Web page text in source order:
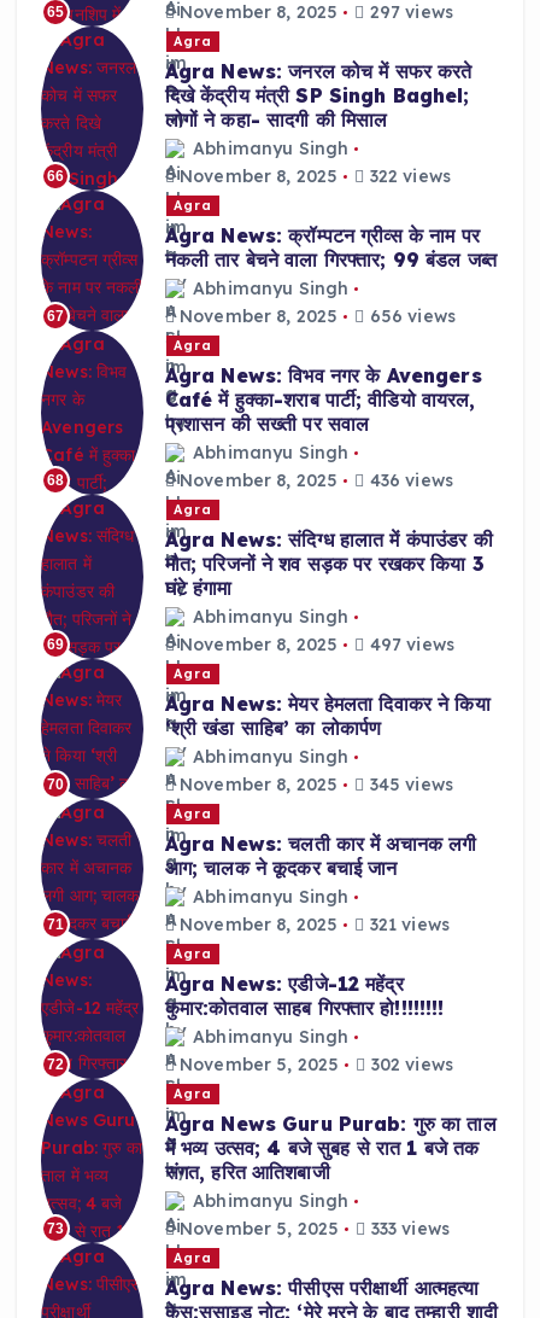
65
November 8, 2025
297 views
66
Agra
Agra News: जनरल कोच में सफर करते
दिखे केंद्रीय मंत्री SP Singh Baghel;
लोगों ने कहा- सादगी की मिसाल
Abhimanyu Singh
November 8, 2025
322 views
67
Agra
Agra News: क्रॉम्पटन ग्रीव्स के नाम पर
नकली तार बेचने वाला गिरफ्तार; 99 बंडल जब्त
Abhimanyu Singh
November 8, 2025
656 views
68
Agra
Agra News: विभव नगर के Avengers
Café में हुक्का-शराब पार्टी; वीडियो वायरल,
प्रशासन की सख्ती पर सवाल
Abhimanyu Singh
November 8, 2025
436 views
69
Agra
Agra News: संदिग्ध हालात में कंपाउंडर की
मौत; परिजनों ने शव सड़क पर रखकर किया 3
घंटे हंगामा
Abhimanyu Singh
November 8, 2025
497 views
70
Agra
Agra News: मेयर हेमलता दिवाकर ने किया
‘श्री खंडा साहिब’ का लोकार्पण
Abhimanyu Singh
November 8, 2025
345 views
71
Agra
Agra News: चलती कार में अचानक लगी
आग; चालक ने कूदकर बचाई जान
Abhimanyu Singh
November 8, 2025
321 views
72
Agra
Agra News: एडीजे-12 महेंद्र
कुमार:कोतवाल साहब गिरफ्तार हो!!!!!!!!
Abhimanyu Singh
November 5, 2025
302 views
73
Agra
Agra News Guru Purab: गुरु का ताल
में भव्य उत्सव; 4 बजे सुबह से रात 1 बजे तक
संगत, हरित आतिशबाजी
Abhimanyu Singh
November 5, 2025
333 views
Agra
Agra News: पीसीएस परीक्षार्थी आत्महत्या
केस:सुसाइड नोट: ‘मेरे मरने के बाद तुम्हारी शादी